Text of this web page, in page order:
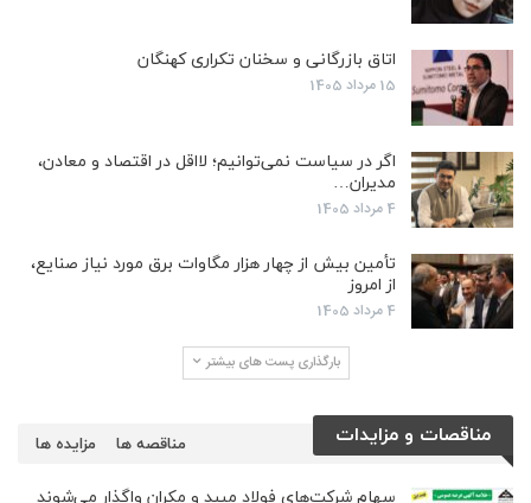
اتاق بازرگانی و سخنان تکراری کهنگان
15 مرداد 1405
اگر در سیاست نمی‌توانیم؛ لااقل در اقتصاد و معادن،
مدیران…
4 مرداد 1405
تأمین بیش از چهار هزار مگاوات برق مورد نیاز صنایع،
از امروز
4 مرداد 1405
بارگذاری پست های بیشتر
مناقصات و مزایدات مزایده ها مناقصه ها
سهام شرکت‌های فولاد میبد و مکران واگذار می‌شوند